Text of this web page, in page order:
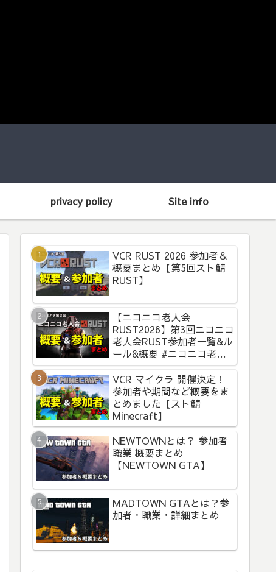
privacy policy Site info
VCR RUST 2026 参加者＆
概要まとめ【第5回スト鯖
RUST】
【ニコニコ老人会
RUST2026】第3回ニコニコ
老人会RUST参加者一覧&ル
ール&概要 #ニコニコ老人
会RUST
VCR マイクラ 開催決定！
参加者や期間など概要をま
とめました【スト鯖
Minecraft】
NEWTOWNとは？ 参加者
職業 概要まとめ
【NEWTOWN GTA】
MADTOWN GTAとは？参
加者・職業・詳細まとめ